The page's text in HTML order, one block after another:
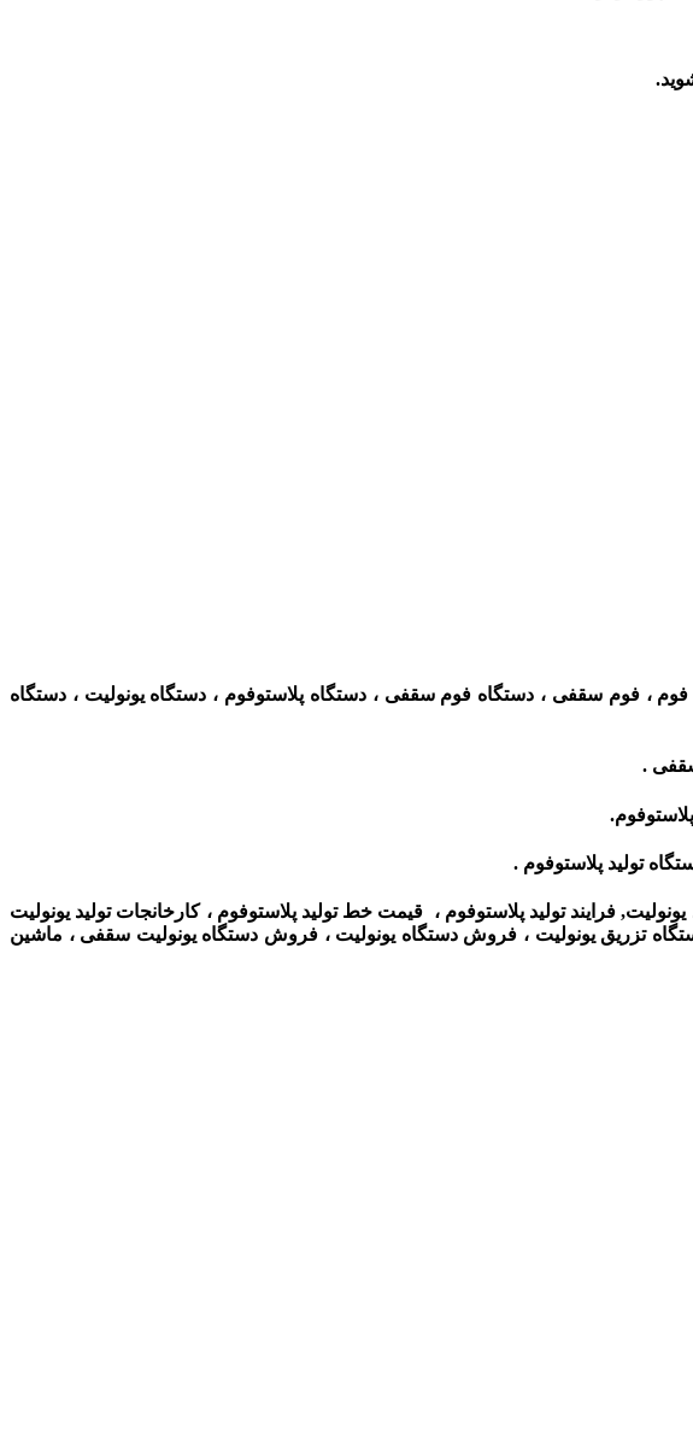
.
، فوم سقفی ، دستگاه فوم سقفی ، دستگاه پلاستوفوم ، دستگاه یونولیت ، دستگاه
.
تولید پلاستوفوم .
فرایند تولید پلاستوفوم ، قیمت خط تولید پلاستوفوم ، کارخانجات تولید یونولیت
تزریق یونولیت ، فروش دستگاه یونولیت ، فروش دستگاه یونولیت سقفی ، ماشین